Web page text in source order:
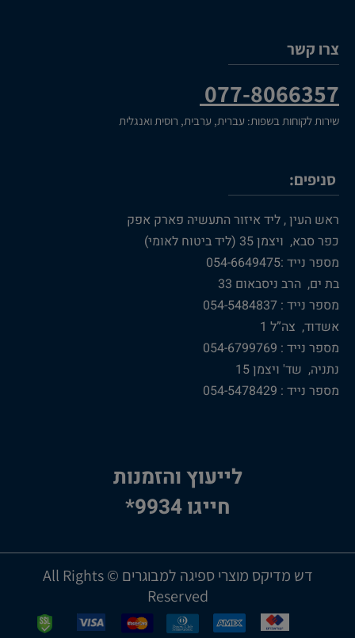
צרו קשר
077-8066357
שירות לקוחות בשפות: עברית, ערבית, רוסית ואנגלית
סניפים:
ראש העין , ליד איזור התעשיה פארק אפק
כפר סבא, ויצמן 35 (ליד ביטוח לאומי)
מספר נייד :054-6649475
בת ים, הרב ניסבאום 33
מספר נייד : 054-5484837
אשדוד, צה”ל 1
מספר נייד : 054-6799769
נתניה, שד' ויצמן 15
מספר נייד : 054-5478429
לייעוץ והזמנות
חייגו 9934*
דש מדיקס מוצרי ספיגה למבוגרים © All Rights
Reserved